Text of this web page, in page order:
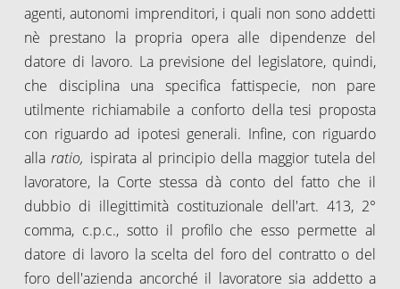
agenti, autonomi imprenditori, i quali non sono addetti
nè prestano la propria opera alle dipendenze del
datore di lavoro. La previsione del legislatore, quindi,
che disciplina una specifica fattispecie, non pare
utilmente richiamabile a conforto della tesi proposta
con riguardo ad ipotesi generali. Infine, con riguardo
allaratio, ispirata al principio della maggior tutela del
lavoratore, la Corte stessa dà conto del fatto che il
dubbio di illegittimità costituzionale dell'art. 413, 2°
comma, c.p.c., sotto il profilo che esso permette al
datore di lavoro la scelta del foro del contratto o del
foro dell'azienda ancorché il lavoratore sia addetto a